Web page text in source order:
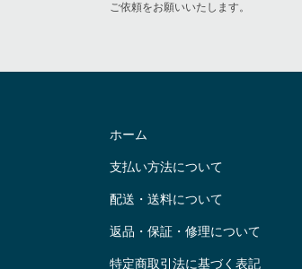
ご依頼をお願いいたします。
ホーム
支払い方法について
配送・送料について
返品・保証・修理について
特定商取引法に基づく表記